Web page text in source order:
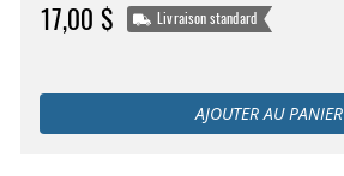
17,00 $ Livraison standard
AJOUTER AU PANIER